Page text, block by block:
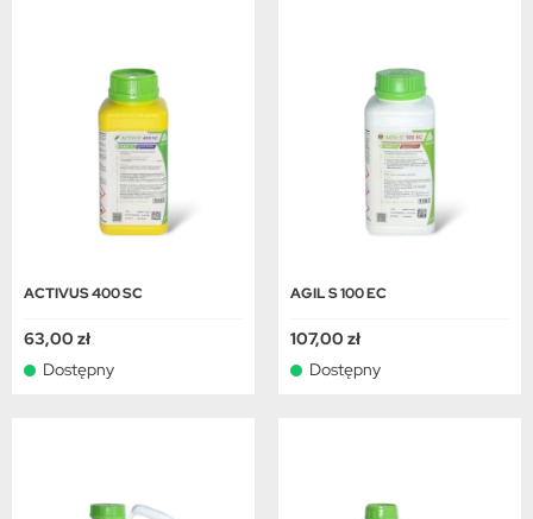
ACTIVUS 400 SC
63,00 zł
Dostępny
AGIL S 100 EC
107,00 zł
Dostępny